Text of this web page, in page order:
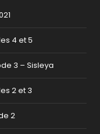
4 et 5
3 – Sisleya
2 et 3
2